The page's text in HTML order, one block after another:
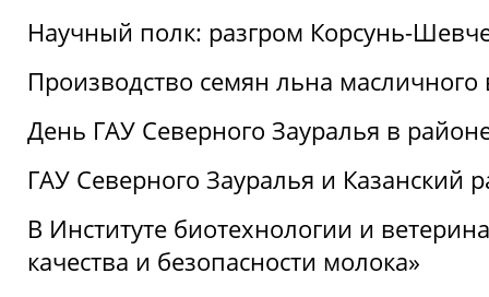
Научный полк: разгром Корсунь-
Производство семян льна
День ГАУ Северного Зауралья в
ГАУ Северного Зауралья и Казанский
В Институте биотехнологии и
качества и безопасности молока»